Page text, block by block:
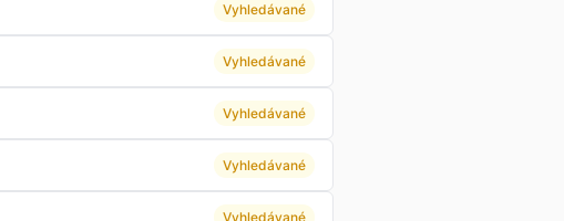
Vyhledávané
Vyhledávané
Vyhledávané
Vyhledávané
Vyhledávané